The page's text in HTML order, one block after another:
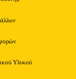
Υλικού